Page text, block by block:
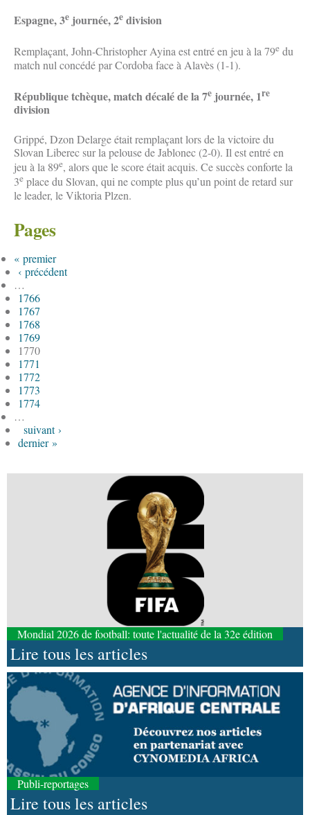
Espagne, 3e journée, 2e division
Remplaçant, John-Christopher Ayina est entré en jeu à la 79e du
match nul concédé par Cordoba face à Alavès (1-1).
République tchèque, match décalé de la 7e journée, 1re
division
Grippé, Dzon Delarge était remplaçant lors de la victoire du
Slovan Liberec sur la pelouse de Jablonec (2-0). Il est entré en
jeu à la 89e, alors que le score était acquis. Ce succès conforte la
3e place du Slovan, qui ne compte plus qu’un point de retard sur
le leader, le Viktoria Plzen.
Pages
« premier
‹ précédent
…
1766
1767
1768
1769
1770
1771
1772
1773
1774
…
suivant ›
dernier »
Mondial 2026 de football: toute l'actualité de la 32e édition
Lire tous les articles
Publi-reportages
Lire tous les articles